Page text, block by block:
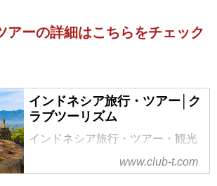
ジョグジャカルタの旅 6日間の紹
アーの詳細はこちらをチェック
インドネシア旅行・ツアー│ク
ラブツーリズム
インドネシア旅行・ツアー・観光
なら、クラブツーリズムにおまか
せ！世界遺産をめぐる観光充実プ
www.club-t.com